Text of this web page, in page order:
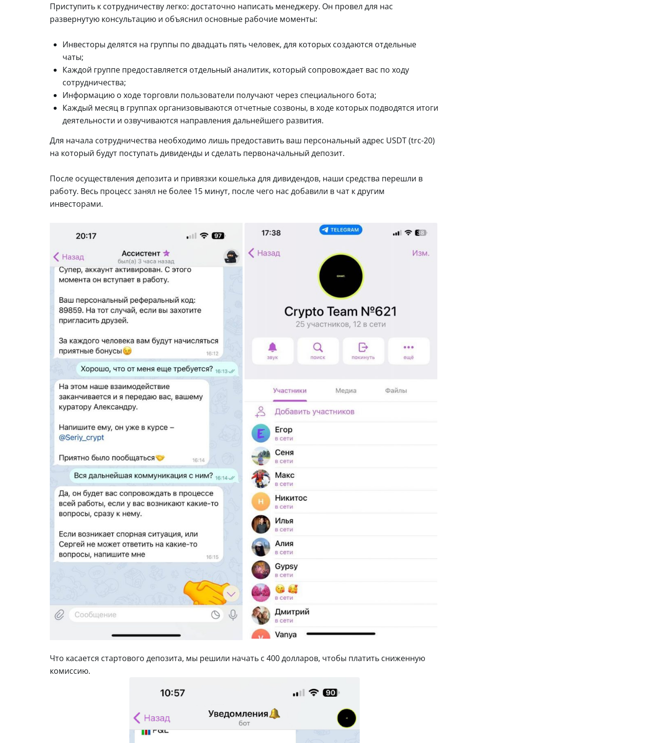
Приступить к сотрудничеству легко: достаточно написать менеджеру. Он провел для нас
развернутую консультацию и объяснил основные рабочие моменты:
Инвесторы делятся на группы по двадцать пять человек, для которых создаются отдельные
чаты;
Каждой группе предоставляется отдельный аналитик, который сопровождает вас по ходу
сотрудничества;
Информацию о ходе торговли пользователи получают через специального бота;
Каждый месяц в группах организовываются отчетные созвоны, в ходе которых подводятся итоги
деятельности и озвучиваются направления дальнейшего развития.
Для начала сотрудничества необходимо лишь предоставить ваш персональный адрес USDT (trc-20)
на который будут поступать дивиденды и сделать первоначальный депозит.
После осуществления депозита и привязки кошелька для дивидендов, наши средства перешли в
работу. Весь процесс занял не более 15 минут, после чего нас добавили в чат к другим
инвесторами.
Что касается стартового депозита, мы решили начать с 400 долларов, чтобы платить сниженную
комиссию.